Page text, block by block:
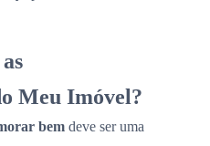
Meu Imóvel?
bem deve ser uma